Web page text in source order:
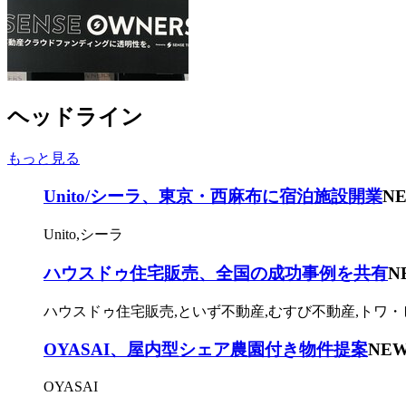
ヘッドライン
もっと見る
Unito/シーラ、東京・西麻布に宿泊施設開業
Unito,シーラ
ハウスドゥ住宅販売、全国の成功事例を共有
ハウスドゥ住宅販売,といず不動産,むすび不動産,トワ・
OYASAI、屋内型シェア農園付き物件提案
OYASAI